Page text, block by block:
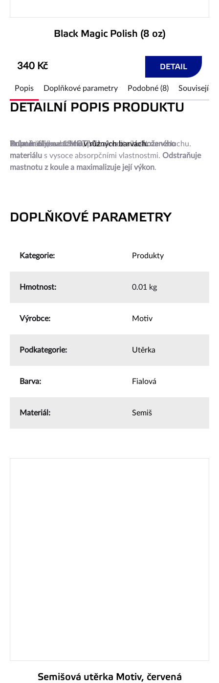
Black Magic Polish (8 oz)
340 Kč DETAIL
Popis Doplňkové parametry Podobné (8) Související
DETAILNÍ POPIS PRODUKTU
Kulatá utěrka odMOTIVUz kvalitníhokoženého
materiálu s vysoce absorpčními vlastnostmi. Odstraňuje
mastnotu z koule a maximalizuje její výkon.
Doporučujeme utěrku prát v ruce a sušit na vzduchu.
Průměr 6"(cca 15 cm).
Tuto utěrku nabízímev různých barvách.
DOPLŇKOVÉ PARAMETRY
Kategorie: Produkty
Hmotnost: 0.01 kg
Výrobce: Motiv
Podkategorie: Utěrka
Barva: Fialová
Materiál : Semiš
Semišová utěrka Motiv, červená